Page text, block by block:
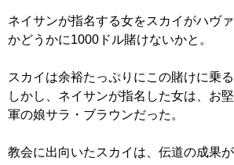
ネイサンが指名する女をスカイがハヴ
かどうかに1000ドル賭けないかと。
スカイは余裕たっぷりにこの賭けに乗る
しかし、ネイサンが指名した女は、お
軍の娘サラ・ブラウンだった。
教会に出向いたスカイは、伝道の成果